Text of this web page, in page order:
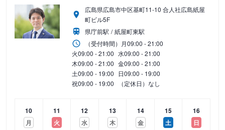
広島県広島市中区基町11-10 合人社広島紙屋
町ビル5F
県庁前駅
紙屋町東駅
（受付時間） 月09:00 - 21:00
火09:00 - 21:00 水09:00 - 21:00
木09:00 - 21:00 金09:00 - 21:00
土09:00 - 19:00 日09:00 - 19:00
祝09:00 - 19:00 （定休日）なし
10
月
11
火
12
水
13
木
14
金
15
土
16
日